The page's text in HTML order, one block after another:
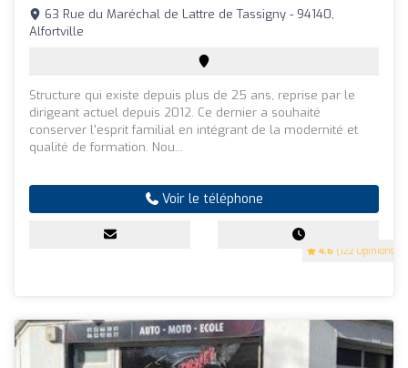
4.6 (122 Opinions)
63 Rue du Maréchal de Lattre de Tassigny - 94140,
Alfortville
Structure qui existe depuis plus de 25 ans, reprise par le
dirigeant actuel depuis 2012. Ce dernier a souhaité
conserver l'esprit familial en intégrant de la modernité et
qualité de formation. Nou...
Voir le téléphone